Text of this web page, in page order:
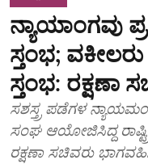
ನ್ಯಾಯಾಂಗವು
ಸ್ತಂಭ;
ಸ್ತಂಭ:
ಸಶಸ್ತ್ರ ಪಡೆಗಳ
ಸಂಘ ಆಯೋಜಿಸಿದ್ದ
ರಕ್ಷಣಾ ಸಚಿವರು